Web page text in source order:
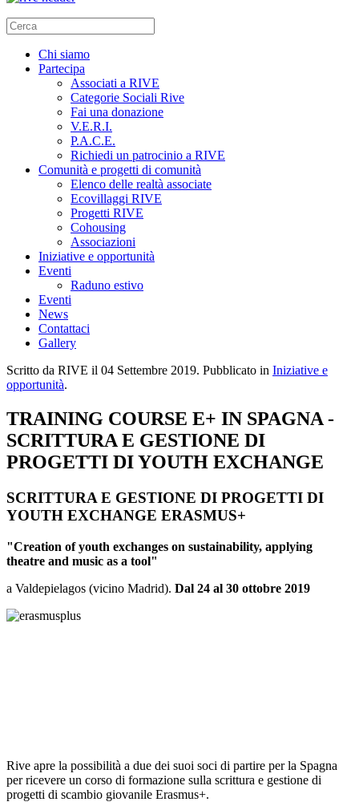
Chi siamo
Partecipa
Associati a RIVE
Categorie Sociali Rive
Fai una donazione
V.E.R.I.
P.A.C.E.
Richiedi un patrocinio a RIVE
Comunità e progetti di comunità
Elenco delle realtà associate
Ecovillaggi RIVE
Progetti RIVE
Cohousing
Associazioni
Iniziative e opportunità
Eventi
Raduno estivo
Eventi
News
Contattaci
Gallery
Scritto da RIVE il 04 Settembre 2019. Pubblicato in Iniziative e
opportunità.
TRAINING COURSE E+ IN SPAGNA -
SCRITTURA E GESTIONE DI
PROGETTI DI YOUTH EXCHANGE
SCRITTURA E GESTIONE DI PROGETTI DI
YOUTH EXCHANGE ERASMUS+
"Creation of youth exchanges on sustainability, applying
theatre and music as a tool"
a Valdepielagos (vicino Madrid). Dal 24 al 30 ottobre 2019
Rive apre la possibilità a due dei suoi soci di partire per la Spagna
per ricevere un corso di formazione sulla scrittura e gestione di
progetti di scambio giovanile Erasmus+.